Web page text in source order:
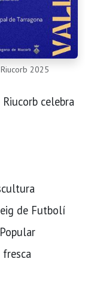
2025
celebra
de Futbolí